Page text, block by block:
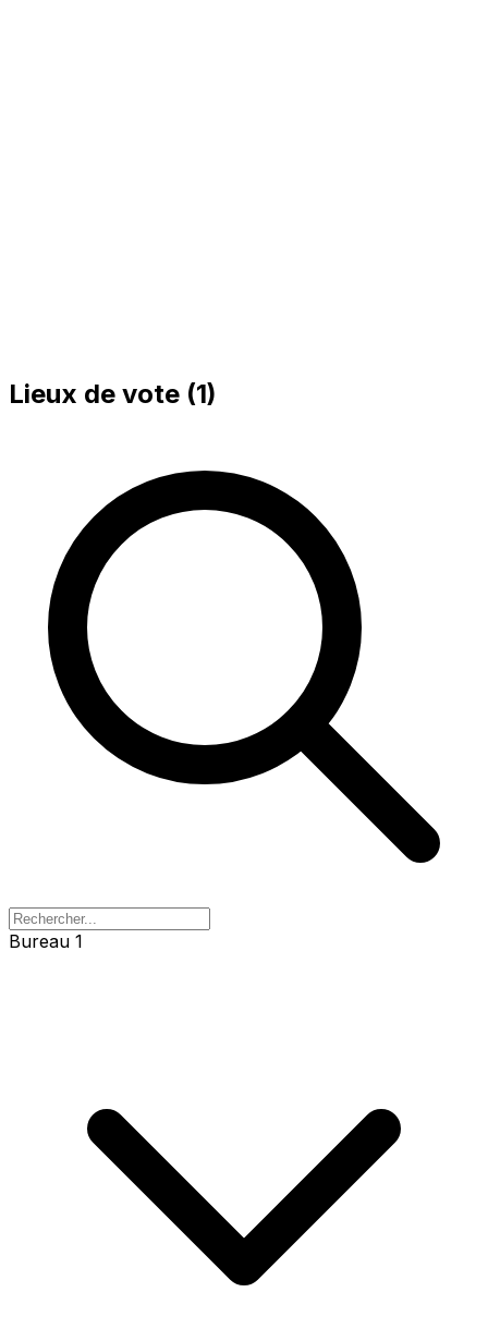
Lieux de vote (1)
Bureau 1